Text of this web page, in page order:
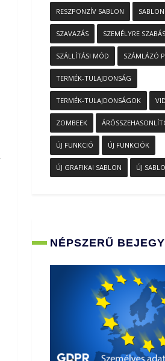
RESZPONZÍV SABLON SABLON
SZAVAZÁS SZEMÉLYRE SZABÁS
SZÁLLÍTÁSI MÓD SZÁMLÁZÓ
TERMÉK-TULAJDONSÁG
TERMÉK-TULAJDONSÁGOK
ZOMBEEK
ÚJ FUNKCIÓ ÚJ FUNKCIÓK
ÚJ GRAFIKAI SABLON ÚJ
NÉPSZERŰ